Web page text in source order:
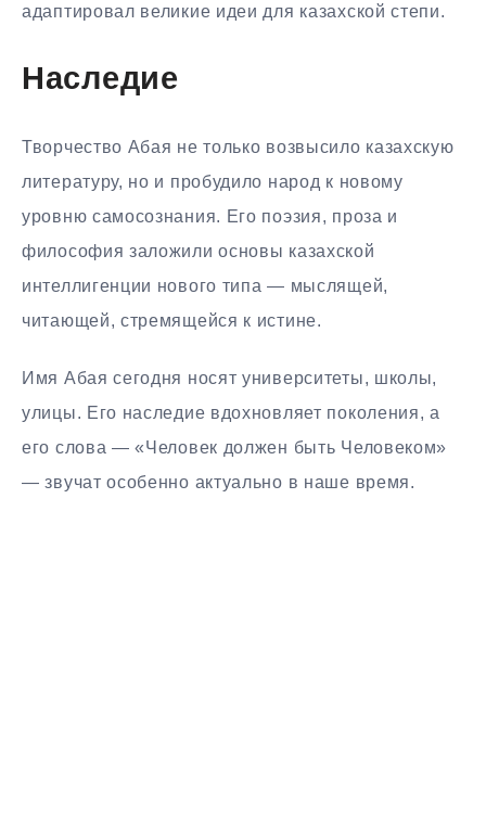
адаптировал великие идеи для казахской степи.
Наследие
Творчество Абая не только возвысило казахскую
литературу, но и пробудило народ к новому
уровню самосознания. Его поэзия, проза и
философия заложили основы казахской
интеллигенции нового типа — мыслящей,
читающей, стремящейся к истине.
Имя Абая сегодня носят университеты, школы,
улицы. Его наследие вдохновляет поколения, а
его слова — «Человек должен быть Человеком»
— звучат особенно актуально в наше время.